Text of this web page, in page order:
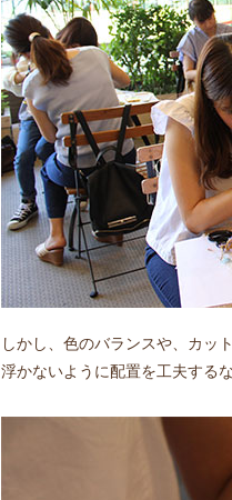
しかし、色のバランスや、カッ
浮かないように配置を工夫する